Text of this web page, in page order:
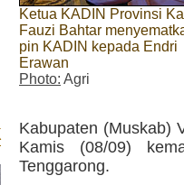
Ketua KADIN Provinsi
Fauzi Bahtar
pin KADIN kepada Endri
Erawan
Photo: Agri
Kabupaten (Muskab)
Kamis (08/09)
Tenggarong.